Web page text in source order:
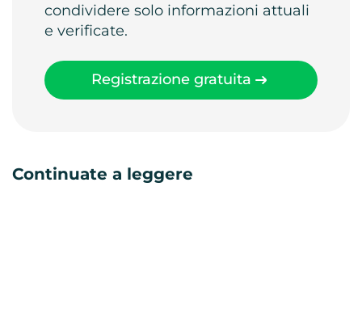
condividere solo informazioni attuali
e verificate.
Registrazione gratuita
Continuate a leggere